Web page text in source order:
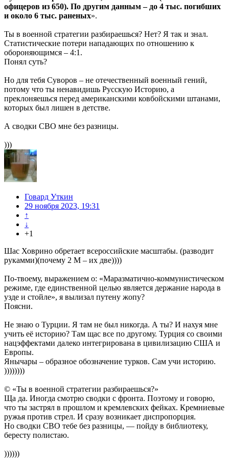
офицеров из 650). По другим данным – до 4 тыс. погибших
и около 6 тыс. раненых».
Ты в военной стратегии разбираешься? Нет? Я так и знал.
Статистические потери нападающих по отношению к
обороняющимся – 4:1.
Понял суть?
Но для тебя Суворов – не отечественный военный гений,
потому что ты ненавидишь Русскую Историю, а
преклоняешься перед американскими ковбойскими штанами,
которых был лишен в детстве.
А сводки СВО мне без разницы.
)))
Говард Уткин
29 ноября 2023, 19:31
↑
↓
+1
Шас Ховрино обретает всероссийские масштабы. (разводит
рукамми)(почему 2 М – их две))))
По-твоему, выражением о: «Маразматично-коммунистическом
режиме, где единственной целью является держание народа в
узде и стойле», я вылизал путену жопу?
Поясни.
Не знаю о Турции. Я там не был никогда. А ты? И нахуя мне
учить её историю? Там щас все по другому. Турция со своими
нацэффектами далеко интегрирована в цивилизацию США и
Европы.
Янычары – образное обозначение турков. Сам учи историю.
))))))))
© «Ты в военной стратегии разбираешься?»
Ща да. Иногда смотрю сводки с фронта. Поэтому и говорю,
что ты застрял в прошлом и кремлевских фейках. Кремниевые
ружья против стрел. И сразу возникает диспропорция.
Но сводки СВО тебе без разницы, — пойду в библиотеку,
бересту полистаю.
))))))